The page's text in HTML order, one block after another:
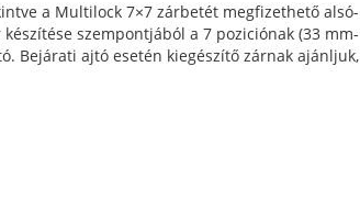
a Multilock 7×7 zárbetét megfizethető alsó-
szempontjából a 7 poziciónak (33 mm-
Bejárati ajtó esetén kiegészítő zárnak ajánljuk,